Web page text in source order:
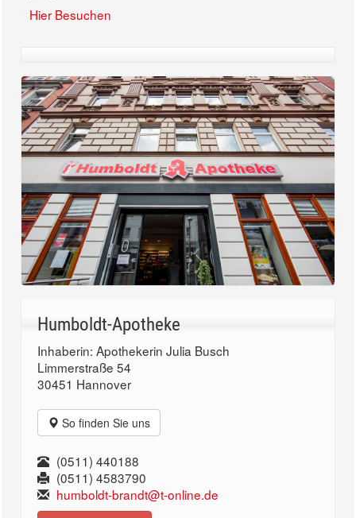
Hier Besuchen
Humboldt-Apotheke
Inhaberin: Apothekerin Julia Busch
Limmerstraße 54
30451 Hannover
So finden Sie uns
(0511) 440188
(0511) 4583790
humboldt-brandt@t-online.de